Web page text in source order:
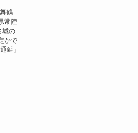
鶴
常陸
城の
かで
延」